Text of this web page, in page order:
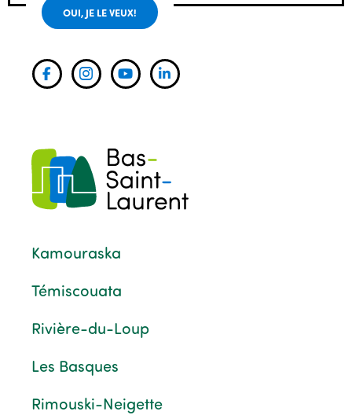
OUI, JE LE VEUX!
Kamouraska
Témiscouata
Rivière-du-Loup
Les Basques
Rimouski-Neigette